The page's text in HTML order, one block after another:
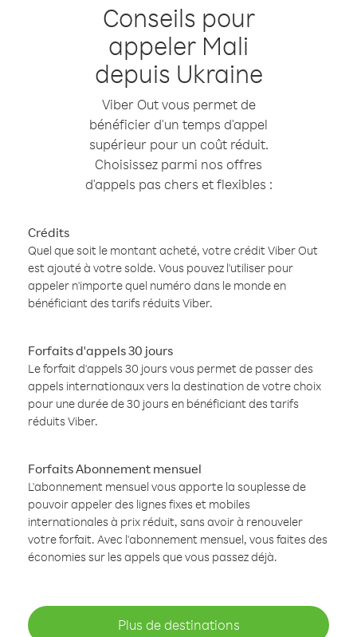
Conseils pour
appeler Mali
depuis Ukraine
Viber Out vous permet de
bénéficier d'un temps d'appel
supérieur pour un coût réduit.
Choisissez parmi nos offres
d'appels pas chers et flexibles :
Crédits
Quel que soit le montant acheté, votre crédit Viber Out
est ajouté à votre solde. Vous pouvez l'utiliser pour
appeler n'importe quel numéro dans le monde en
bénéficiant des tarifs réduits Viber.
Forfaits d'appels 30 jours
Le forfait d'appels 30 jours vous permet de passer des
appels internationaux vers la destination de votre choix
pour une durée de 30 jours en bénéficiant des tarifs
réduits Viber.
Forfaits Abonnement mensuel
L'abonnement mensuel vous apporte la souplesse de
pouvoir appeler des lignes fixes et mobiles
internationales à prix réduit, sans avoir à renouveler
votre forfait. Avec l'abonnement mensuel, vous faites des
économies sur les appels que vous passez déjà.
Plus de destinations